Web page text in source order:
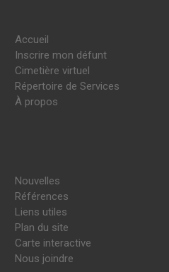
Accueil
Inscrire mon défunt
Cimetière virtuel
Répertoire de Services
À propos
Nouvelles
Références
Liens utiles
Plan du site
Carte interactive
Nous joindre